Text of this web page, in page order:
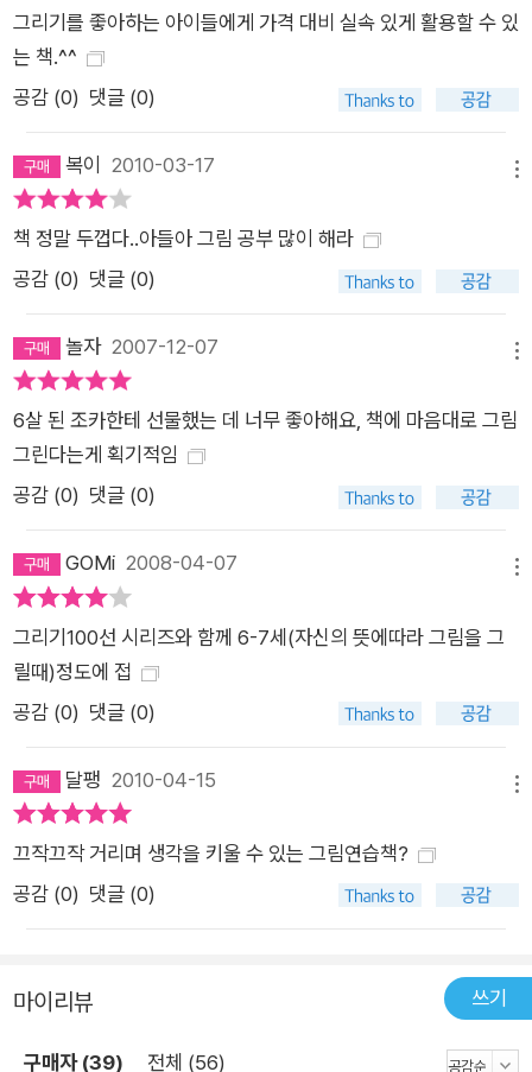
그리기를 좋아하는 아이들에게 가격 대비 실속 있게 활용할 수 있
는 책.^^
공감 (0) 댓글 (0)
복이 2010-03-17
책 정말 두껍다..아들아 그림 공부 많이 해라
공감 (0) 댓글 (0)
놀자2007-12-07
6살 된 조카한테 선물했는 데 너무 좋아해요, 책에 마음대로 그림
그린다는게 획기적임
공감 (0) 댓글 (0)
GOMi 2008-04-07
그리기100선 시리즈와 함께 6-7세(자신의 뜻에따라 그림을 그
릴때)정도에 접
공감 (0) 댓글 (0)
달팽 2010-04-15
끄작끄작 거리며 생각을 키울 수 있는 그림연습책?
공감 (0) 댓글 (0)
마이리뷰 쓰기
구매자 (39) 전체 (56)